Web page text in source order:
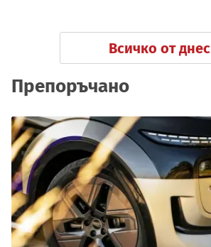
Всичко от днес
Препоръчано